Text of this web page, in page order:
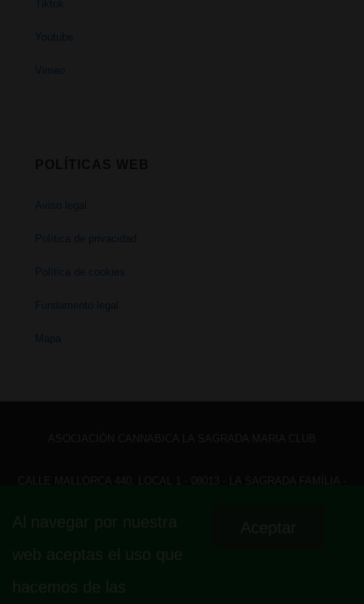
Tiktok
Youtube
Vimeo
Aviso legal
Política de privacidad
Política de cookies
Fundamento legal
Mapa
Menú
pie
Fundamento legal
Al navegar por nuestra
web aceptas el uso que
hacemos de las